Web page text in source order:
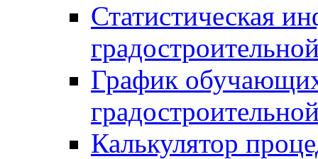
Статистическая
График
Калькулятор